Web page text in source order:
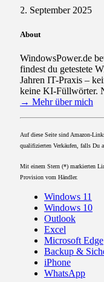
2. September 2025
About
WindowsPower.de
findest du getestete
Jahren IT-Praxis –
keine KI-Füllwörter.
→ Mehr über mich
Auf diese Seite sind Amazon-
qualifizierten Verkäufen, falls Du
Mit einem Stern (*) markierten
Provision vom Händler.
Windows 11
Windows 10
Outlook
Excel
Microsoft Edge
Backup &
iPhone
WhatsApp